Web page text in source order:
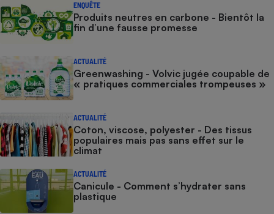
ENQUÊTE
Produits neutres en carbone - Bientôt la
fin d’une fausse promesse
ACTUALITÉ
Greenwashing - Volvic jugée coupable de
« pratiques commerciales trompeuses »
ACTUALITÉ
Coton, viscose, polyester - Des tissus
populaires mais pas sans effet sur le
climat
ACTUALITÉ
Canicule - Comment s’hydrater sans
plastique